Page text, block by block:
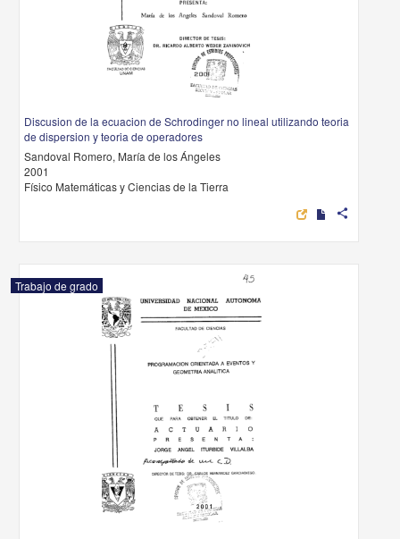
Discusion de la ecuacion de Schrodinger no lineal utilizando teoria
de dispersion y teoria de operadores
Sandoval Romero, María de los Ángeles
2001
Físico Matemáticas y Ciencias de la Tierra
share
Trabajo de grado